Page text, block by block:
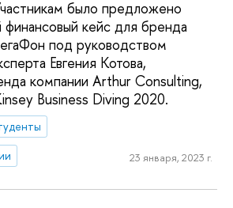
было предложено
кейс для бренда
под руководством
Евгения Котова,
компании Arthur Consulting,
Business Diving 2020.
23 января, 2023 г.